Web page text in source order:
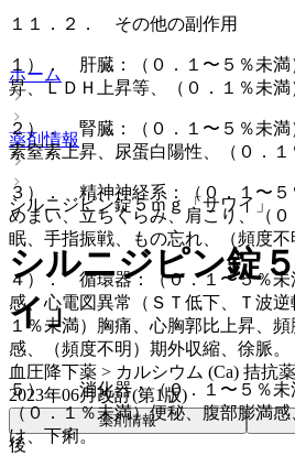
１１．２． その他の副作用
１）． 肝臓：（０．１〜５％未満
昇、ＬＤＨ上昇等、（０．１％未満
２）． 腎臓：（０．１〜５％未満
素窒素上昇、尿蛋白陽性、（０．１
３）． 精神神経系：（０．１〜５
めまい、立ちくらみ、肩こり、（
眠、手指振戦、もの忘れ、（頻度不
４）． 循環器：（０．１〜５％未
感、心電図異常（ＳＴ低下、Ｔ波逆
１％未満）胸痛、心胸郭比上昇、
感、（頻度不明）期外収縮、徐脈。
５）． 消化器：（０．１〜５％未
（０．１％未満）便秘、腹部膨満
け、下痢。
ホーム
薬剤情報
シルニジピン錠５ｍｇ「サワイ」
シルニジピン錠
イ」
血圧降下薬 > カルシウム (Ca) 拮抗薬
2023年06月改訂(第1版)
薬剤情報
後